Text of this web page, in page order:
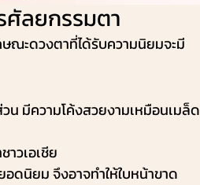
ศัลยกรรมตา
ณะดวงตาที่ได้รับความนิยมจะมี
มีความโค้งสวยงามเหมือนเมล็ด
วเอเชีย
ดนิยม จึงอาจทำให้ใบหน้าขาด